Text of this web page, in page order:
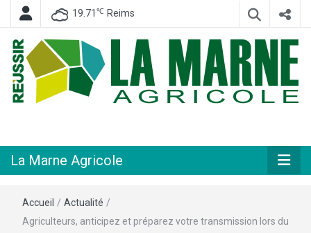
19.71 ℃ Reims
Agricole
La Marne Agricole
Accueil / Actualité /
Agriculteurs, anticipez et préparez votre transmission lors du